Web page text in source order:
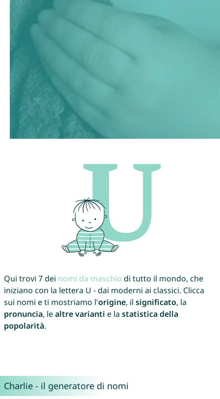
Qui trovi 7 dei nomi da maschio di tutto il mondo, che
iniziano con la lettera U - dai moderni ai classici. Clicca
sui nomi e ti mostriamo l'origine, il significato, la
pronuncia, lealtre varianti e la statistica della
popolarità.
Charlie - il generatore di nomi